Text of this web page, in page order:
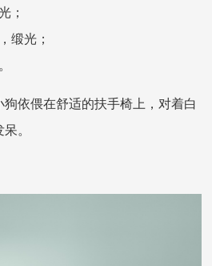
；
缎光；
依偎在舒适的扶手椅上，对着白
。